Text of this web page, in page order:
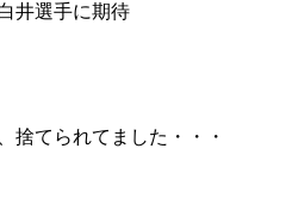
井選手に期待
捨てられてました・・・